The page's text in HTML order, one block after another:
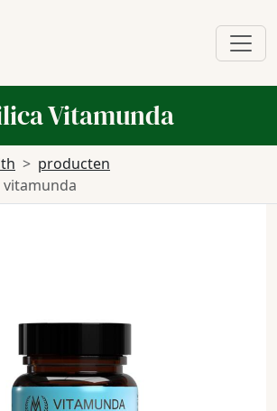
Vitamunda
producten
vitamunda